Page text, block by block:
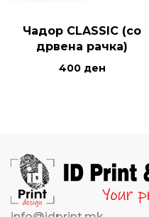
Чадор CLASSIC (со
дрвена рачка)
400 ден